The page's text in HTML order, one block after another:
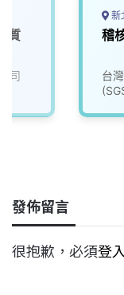
質
司
新
稽
台
發佈留言
很抱歉，必須登入